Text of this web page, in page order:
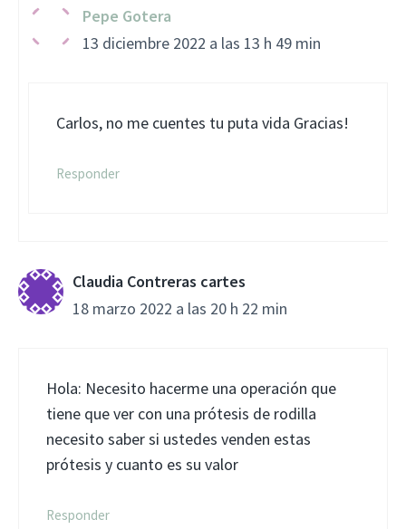
Pepe Gotera
13 diciembre 2022 a las 13 h 49 min
Carlos, no me cuentes tu puta vida Gracias!
Responder
Claudia Contreras cartes
18 marzo 2022 a las 20 h 22 min
Hola: Necesito hacerme una operación que
tiene que ver con una prótesis de rodilla
necesito saber si ustedes venden estas
prótesis y cuanto es su valor
Responder